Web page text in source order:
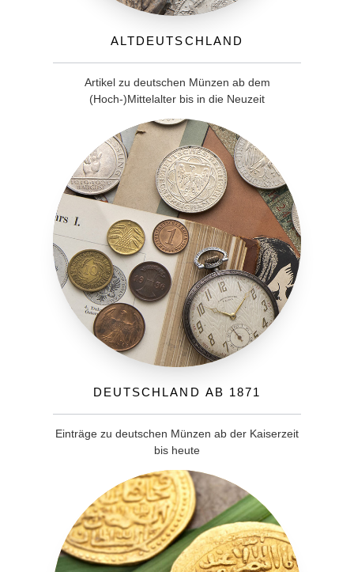
Altdeutschland
Artikel zu deutschen Münzen ab dem
(Hoch-)Mittelalter bis in die Neuzeit
Deutschland ab 1871
Einträge zu deutschen Münzen ab der Kaiserzeit
bis heute